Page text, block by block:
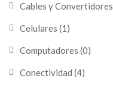
Cables y Convertidores
Celulares (1)
Computadores (0)
Conectividad (4)